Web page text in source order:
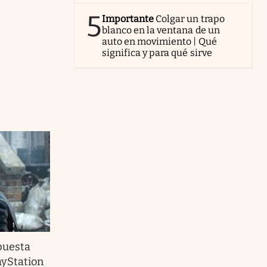
5Importante Colgar un trapo
blanco en la ventana de un
auto en movimiento | Qué
significa y para qué sirve